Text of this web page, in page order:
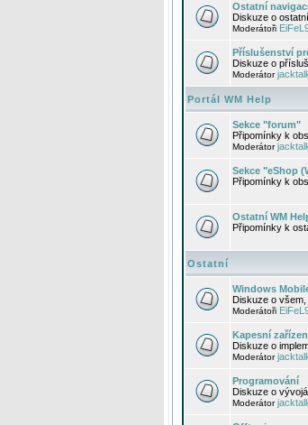
Ostatní
Diskuze o
Moderátoři
Příslušenství
Diskuze o
Moderátor
Portál WM Help
Sekce "forum"
Připomínky k
Moderátor
Sekce "eShop
Připomínky k
Ostatní WM
Připomínky k
Ostatní
Windows
Diskuze o
Moderátoři
Kapesní
Diskuze o
Moderátor
Programování
Diskuze o
Moderátor